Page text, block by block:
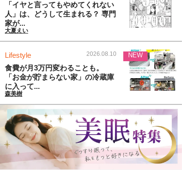
「イヤと言ってもやめてくれない
人」は、どうして生まれる？ 専門
家が...
大夏えい
Lifestyle 2026.08.10
食費が月3万円変わることも。
「お金が貯まらない家」の冷蔵庫
に入って...
森美樹
NEW